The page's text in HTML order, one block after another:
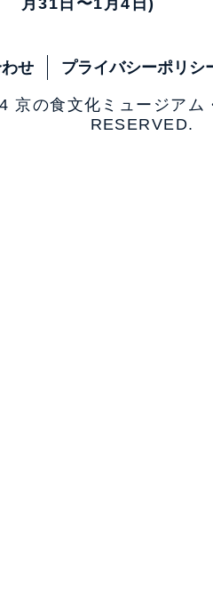
せ プライバシーポリシ
京の食文化ミュージア
RESERVED.